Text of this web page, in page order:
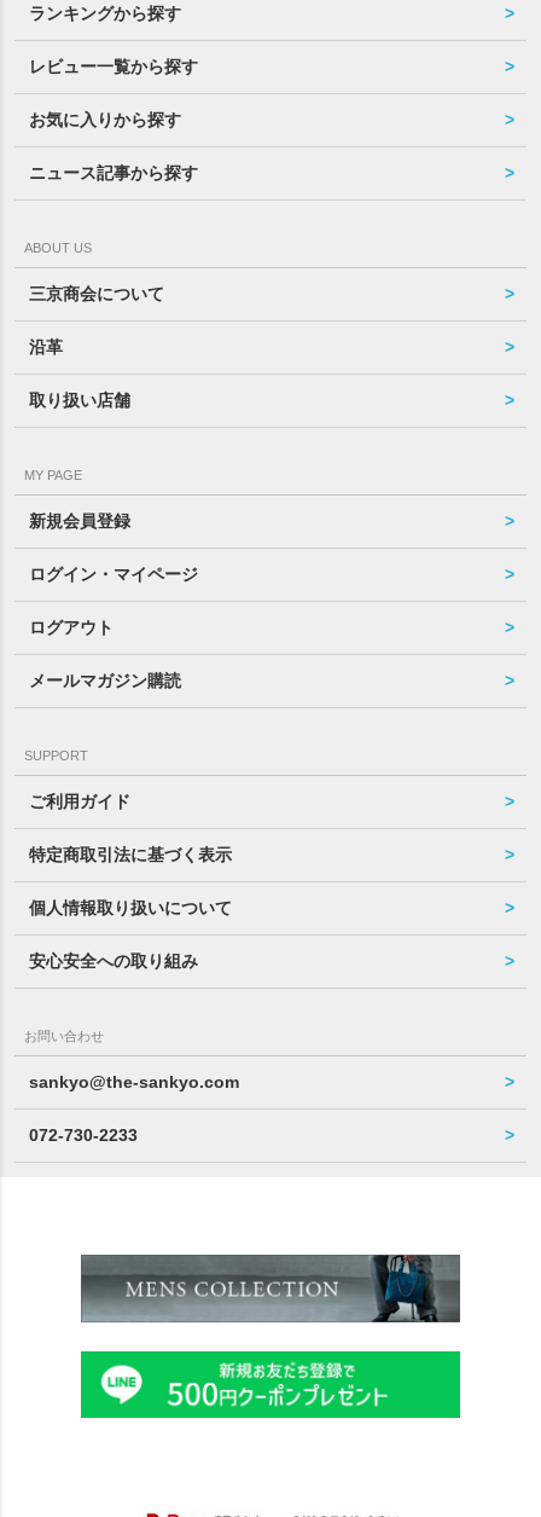
ランキングから探す
レビュー一覧から探す
お気に入りから探す
ニュース記事から探す
ABOUT US
三京商会について
沿革
取り扱い店舗
MY PAGE
新規会員登録
ログイン・マイページ
ログアウト
メールマガジン購読
SUPPORT
ご利用ガイド
特定商取引法に基づく表示
個人情報取り扱いについて
安心安全への取り組み
お問い合わせ
sankyo@the-sankyo.com
072-730-2233